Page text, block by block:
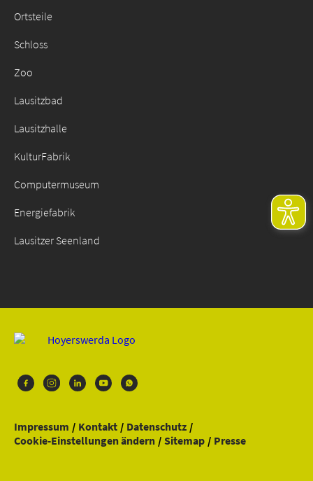
Ortsteile
Schloss
Zoo
Lausitzbad
Lausitzhalle
KulturFabrik
Computermuseum
Energiefabrik
Lausitzer Seenland
Impressum Kontakt
Datenschutz
Cookie-Einstellungen ändern
Sitemap Presse